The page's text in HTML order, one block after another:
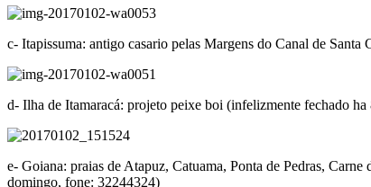
c- Itapissuma: antigo casario pelas Margens do Canal de
d- Ilha de Itamaracá: projeto peixe boi (infelizmente fechado
e- Goiana: praias de Atapuz, Catuama, Ponta de Pedras,
domingo, fone: 32244324)